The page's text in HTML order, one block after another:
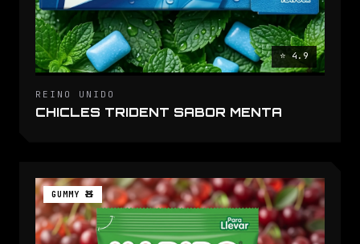
⭐ 4.9
REINO UNIDO
CHICLES TRIDENT SABOR MENTA
GUMMY 🧸